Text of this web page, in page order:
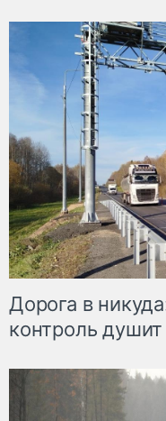
Дорога в
контроль